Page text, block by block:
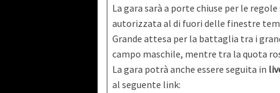
La gara sarà a porte chiuse per le
autorizzata al di fuori delle finestre
Grande attesa per la battaglia tra i
campo maschile, mentre tra la quota
La gara potrà anche essere seguita in
al seguente link: